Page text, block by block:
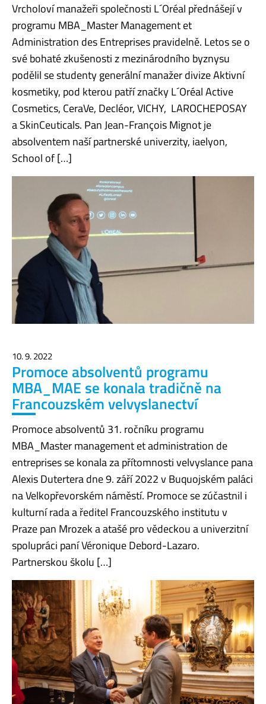
Vrcholoví manažeři společnosti L´Oréal přednášejí v
programu MBA_Master Management et
Administration des Entreprises pravidelně. Letos se o
své bohaté zkušenosti z mezinárodního byznysu
podělil se studenty generální manažer divize Aktivní
kosmetiky, pod kterou patří značky L´Oréal Active
Cosmetics, CeraVe, Decléor, VICHY, LAROCHEPOSAY
a SkinCeuticals. Pan Jean-François Mignot je
absolventem naší partnerské univerzity, iaelyon,
School of […]
10. 9. 2022
Promoce absolventů programu
MBA_MAE se konala tradičně na
Francouzském velvyslanectví
Promoce absolventů 31. ročníku programu
MBA_Master management et administration de
entreprises se konala za přítomnosti velvyslance pana
Alexis Dutertera dne 9. září 2022 v Buquojském paláci
na Velkopřevorském náměstí. Promoce se zúčastnil i
kulturní rada a ředitel Francouzského institutu v
Praze pan Mrozek a atašé pro vědeckou a univerzitní
spolupráci paní Véronique Debord-Lazaro.
Partnerskou školu […]